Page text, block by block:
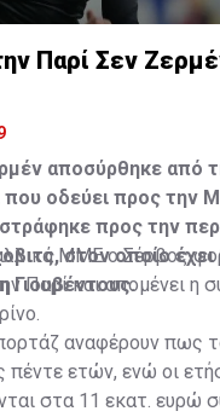
Παρί Σεν
αποσύρθηκε από
που οδεύει προς την
προς την
στον οποίο έχει
Γιουβέντους.
ΜΜΕ ο Σέρβος
Παρί και απομένει η
αναφέρουν πως
πέντε ετών, ενώ οι
στα 11 εκατ. ευρώ